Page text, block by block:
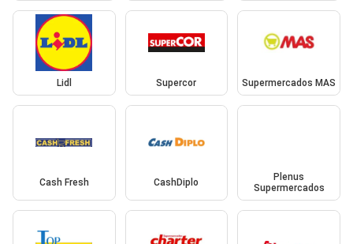
Lidl Supercor Supermercados MAS
Cash Fresh CashDiplo
Plenus
Supermercados